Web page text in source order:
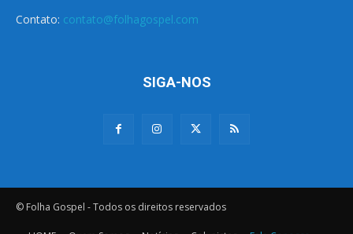
Contato: contato@folhagospel.com
SIGA-NOS
© Folha Gospel - Todos os direitos reservados